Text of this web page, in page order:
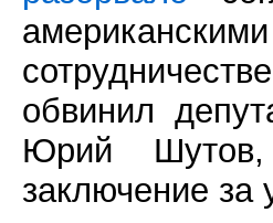
обвинил
Юрий Шутов,
заключение за